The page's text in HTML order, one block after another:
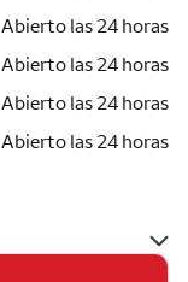
Abierto las 24 horas
Abierto las 24 horas
Abierto las 24 horas
Abierto las 24 horas